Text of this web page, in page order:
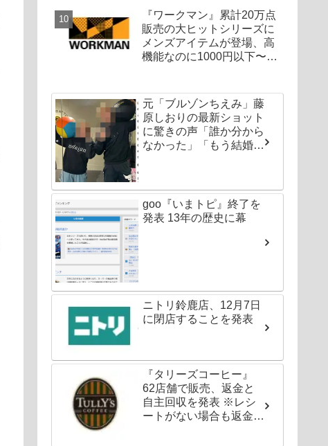
『ワークマン』累計20万点
販売の大ヒットシリーズに
メンズアイテムが登場、高
機能なのに1000円以下〜の
元「ブルゾンちえみ」藤
原しおりの最新ショット
に驚きの声「誰か分から
なかった」「もう結婚し
goo『いまトピ』終了を
発表 13年の歴史に幕
ニトリ鈴鹿店、12月7日
に閉店することを発表
『タリーズコーヒー』
62店舗で販売、返金と
自主回収を発表 ※レシ
ートがない場合も返金対